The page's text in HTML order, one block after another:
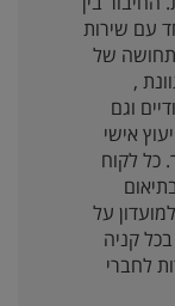
עם שירות
תחושה של
,
וגם
אישי
כל לקוח
על
המשקל להנות מהנחה קבועה של 5% בכל קניה
לחברי